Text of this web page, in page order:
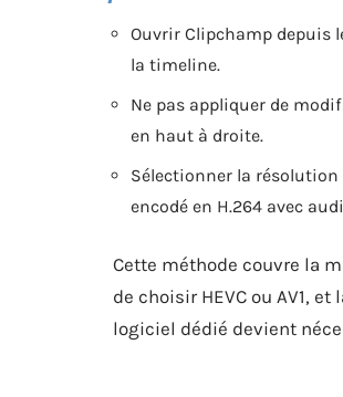
Ouvrir Clipchamp depuis
la timeline.
Ne pas appliquer de
en haut à droite.
Sélectionner la résolution
encodé en H.264 avec
Cette méthode couvre la
de choisir HEVC ou AV1,
logiciel dédié devient